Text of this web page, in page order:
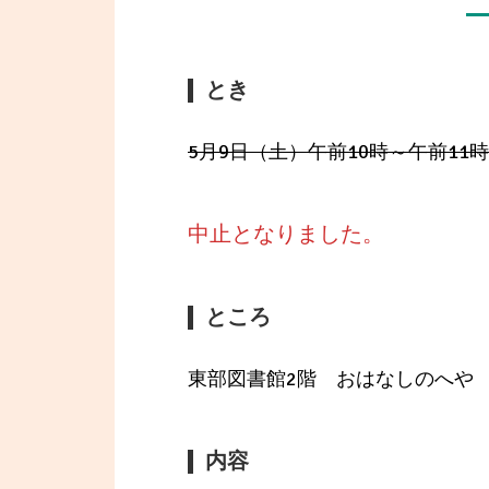
とき
5月9日（土）午前10時～午前11
中止となりました。
ところ
東部図書館2階 おはなしのへや
内容